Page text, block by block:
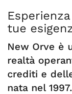
tue
New Orve è
realtà
crediti e
nata nel